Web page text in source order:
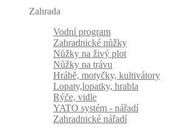
Zahrada
Vodní program
Zahradnické nůžky
Nůžky na živý plot
Nůžky na trávu
Hrábě, motyčky, kultivátory
Lopaty,lopatky, hrabla
Rýče, vidle
YATO systém - nářadí
Zahradnické nářadí